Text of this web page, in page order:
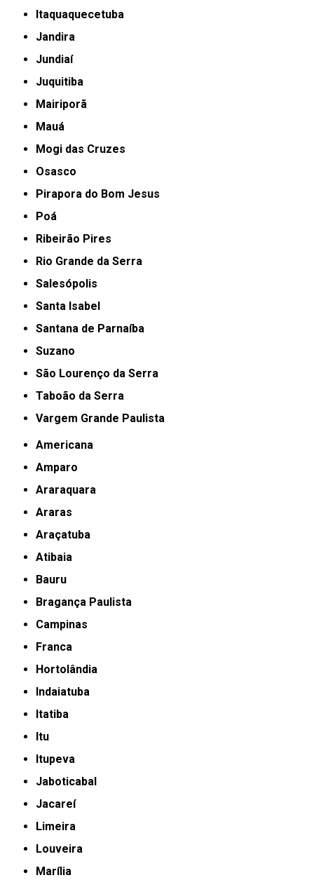
Itaquaquecetuba
Jandira
Jundiaí
Juquitiba
Mairiporã
Mauá
Mogi das Cruzes
Osasco
Pirapora do Bom Jesus
Poá
Ribeirão Pires
Rio Grande da Serra
Salesópolis
Santa Isabel
Santana de Parnaíba
Suzano
São Lourenço da Serra
Taboão da Serra
Vargem Grande Paulista
Americana
Amparo
Araraquara
Araras
Araçatuba
Atibaia
Bauru
Bragança Paulista
Campinas
Franca
Hortolândia
Indaiatuba
Itatiba
Itu
Itupeva
Jaboticabal
Jacareí
Limeira
Louveira
Marília